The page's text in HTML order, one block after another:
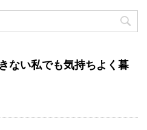
ない私でも気持ちよく暮